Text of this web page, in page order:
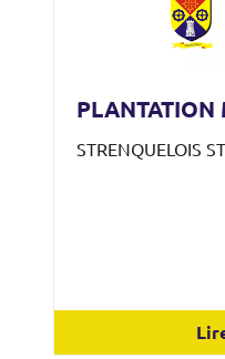
PLANTATION
STRENQUELOIS